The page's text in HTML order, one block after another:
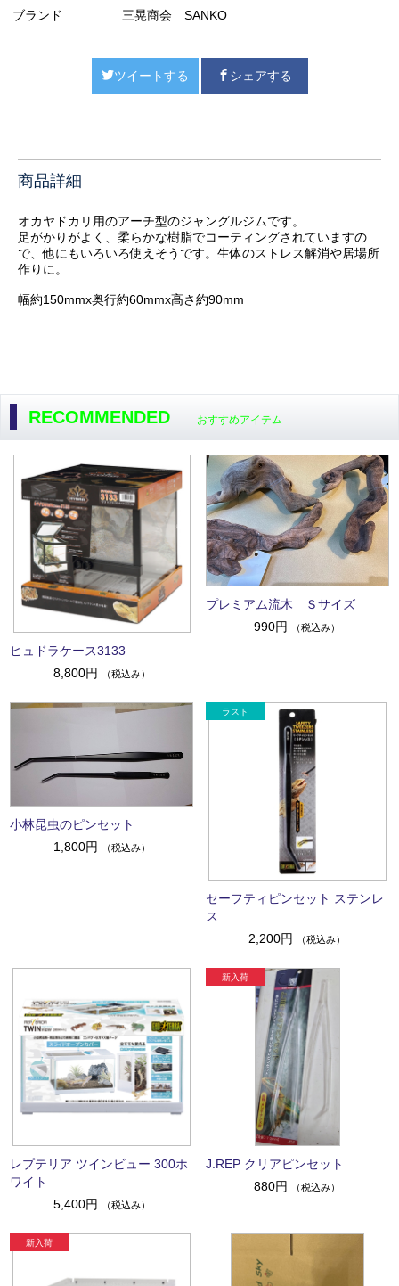
ブランド 三晃商会 SANKO
ツイートする シェアする
商品詳細
オカヤドカリ用のアーチ型のジャングルジムです。
足がかりがよく、柔らかな樹脂でコーティングされていますの
で、他にもいろいろ使えそうです。生体のストレス解消や居場所
作りに。
幅約150mmx奥行約60mmx高さ約90mm
RECOMMENDED おすすめアイテム
ヒュドラケース3133
8,800円
（税込み）
プレミアム流木 Ｓサイズ
990円
（税込み）
小林昆虫のピンセット
1,800円
（税込み）
セーフティピンセット ステンレ
ス
2,200円
（税込み）
レプテリア ツインビュー 300ホ
ワイト
5,400円
（税込み）
J.REP クリアピンセット
880円
（税込み）